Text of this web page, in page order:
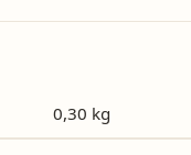
0,30 kg